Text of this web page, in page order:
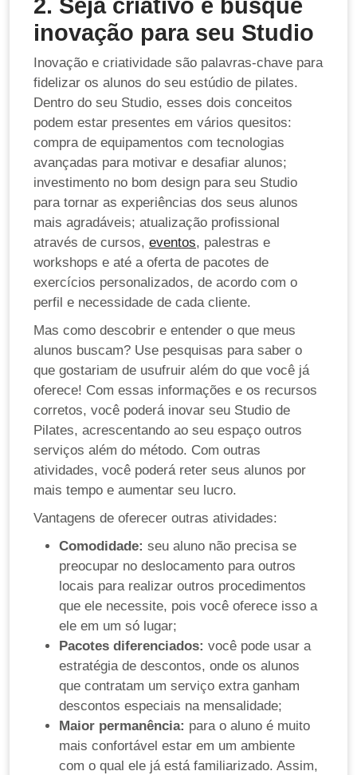
2. Seja criativo e busque
inovação para seu Studio
Inovação e criatividade são palavras-chave para
fidelizar os alunos do seu estúdio de pilates.
Dentro do seu Studio, esses dois conceitos
podem estar presentes em vários quesitos:
compra de equipamentos com tecnologias
avançadas para motivar e desafiar alunos;
investimento no bom design para seu Studio
para tornar as experiências dos seus alunos
mais agradáveis; atualização profissional
através de cursos, eventos, palestras e
workshops e até a oferta de pacotes de
exercícios personalizados, de acordo com o
perfil e necessidade de cada cliente.
Mas como descobrir e entender o que meus
alunos buscam? Use pesquisas para saber o
que gostariam de usufruir além do que você já
oferece! Com essas informações e os recursos
corretos, você poderá inovar seu Studio de
Pilates, acrescentando ao seu espaço outros
serviços além do método. Com outras
atividades, você poderá reter seus alunos por
mais tempo e aumentar seu lucro.
Vantagens de oferecer outras atividades:
Comodidade: seu aluno não precisa se
preocupar no deslocamento para outros
locais para realizar outros procedimentos
que ele necessite, pois você oferece isso a
ele em um só lugar;
Pacotes diferenciados: você pode usar a
estratégia de descontos, onde os alunos
que contratam um serviço extra ganham
descontos especiais na mensalidade;
Maior permanência: para o aluno é muito
mais confortável estar em um ambiente
com o qual ele já está familiarizado. Assim,